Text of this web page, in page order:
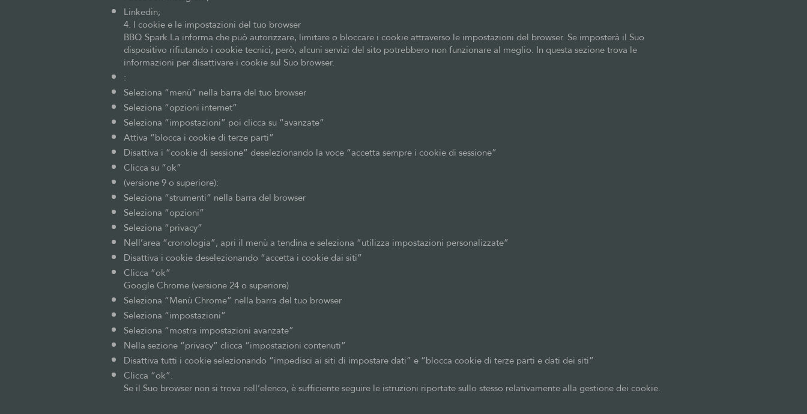
Linkedin;
4. I cookie e le impostazioni del tuo browser
BBQ Spark La informa che può autorizzare, limitare o bloccare i cookie attraverso le impostazioni del browser. Se imposterà il Suo
dispositivo rifiutando i cookie tecnici, però, alcuni servizi del sito potrebbero non funzionare al meglio. In questa sezione trova le
informazioni per disattivare i cookie sul Suo browser.
:
Seleziona “menù” nella barra del tuo browser
Seleziona “opzioni internet”
Seleziona “impostazioni” poi clicca su “avanzate”
Attiva “blocca i cookie di terze parti”
Disattiva i “cookie di sessione” deselezionando la voce “accetta sempre i cookie di sessione”
Clicca su “ok”
(versione 9 o superiore):
Seleziona “strumenti” nella barra del browser
Seleziona “opzioni”
Seleziona “privacy”
Nell’area “cronologia”, apri il menù a tendina e seleziona “utilizza impostazioni personalizzate”
Disattiva i cookie deselezionando “accetta i cookie dai siti”
Clicca “ok”
Google Chrome (versione 24 o superiore)
Seleziona “Menù Chrome” nella barra del tuo browser
Seleziona “impostazioni”
Seleziona “mostra impostazioni avanzate”
Nella sezione “privacy” clicca “impostazioni contenuti”
Disattiva tutti i cookie selezionando “impedisci ai siti di impostare dati” e “blocca cookie di terze parti e dati dei siti”
Clicca “ok”.
Se il Suo browser non si trova nell’elenco, è sufficiente seguire le istruzioni riportate sullo stesso relativamente alla gestione dei cookie.